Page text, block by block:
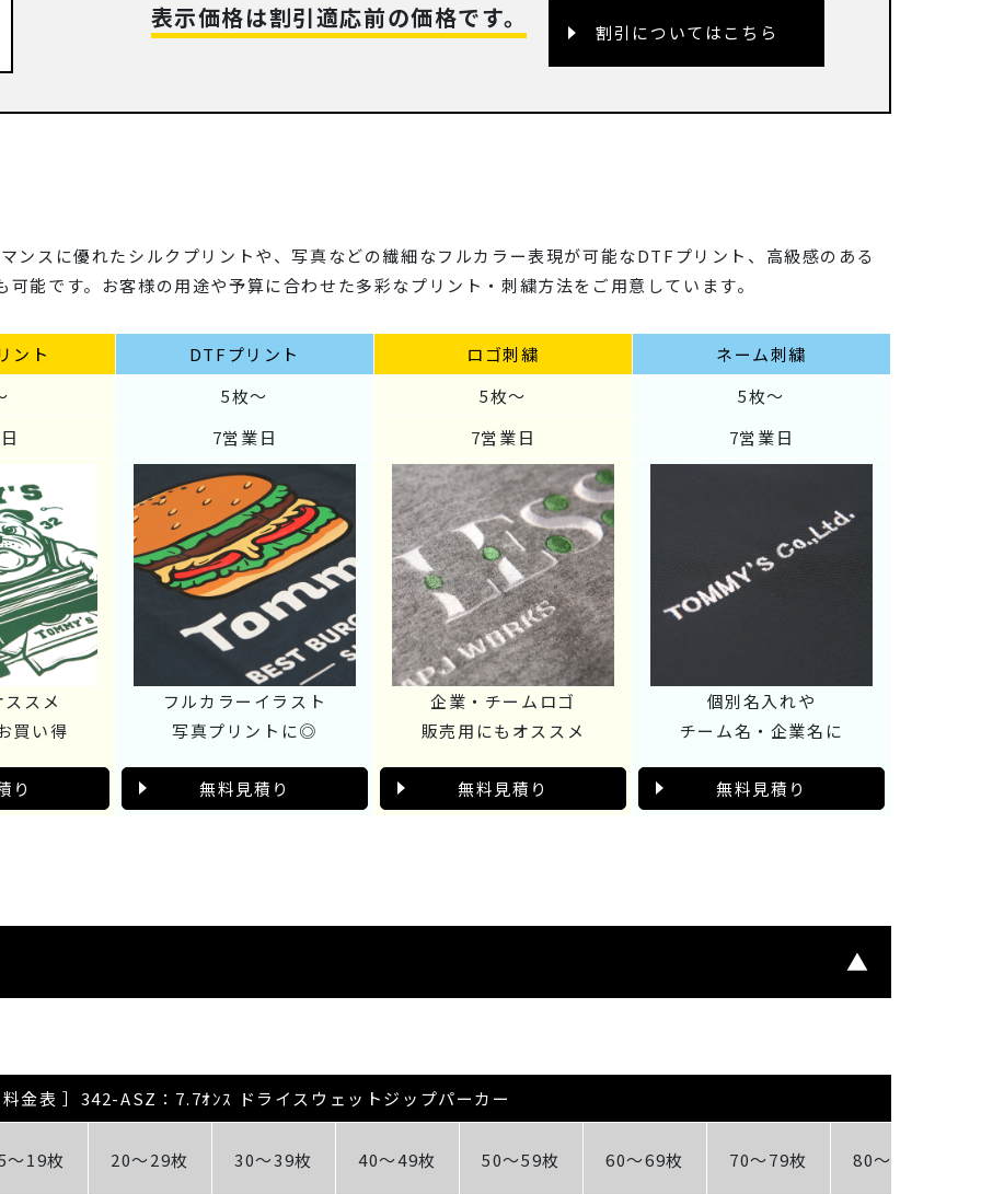
表示価格は割引適応前の価格です。 割引についてはこちら
ンスに優れたシルクプリントや、写真などの繊細なフルカラー表現が可能なDTFプリント、高級感のある
能です。お客様の用途や予算に合わせた多彩なプリント・刺繍方法をご用意しています。
ント DTFプリント ロゴ刺繍
ネーム刺繍
5枚～ 5枚～
5枚～
7営業日 7営業日 7営業日
スメ
買い得
り
フルカラーイラスト
写真プリントに◎
無料見積り
企業・チームロゴ
販売用にもオススメ
無料見積り
個別名入れや
チーム名・企業名に
無料見積り
金表 ］342-ASZ：7.7ｵﾝｽ ドライスウェットジップパーカー
～19枚 20～29枚 30～39枚 40～49枚 50～59枚 60～69枚 70～79枚 80～89枚